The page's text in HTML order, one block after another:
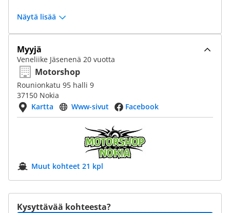
Näytä lisää
Myyjä
Veneliike Jäsenenä 20 vuotta
Motorshop
Rounionkatu 95 halli 9
37150 Nokia
Kartta
Www-sivut Facebook
Muut kohteet 21 kpl
Kysyttävää kohteesta?